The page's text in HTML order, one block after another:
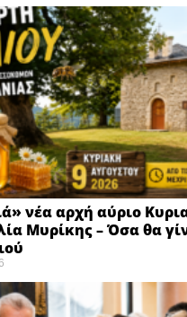
νέα αρχή αύριο
Μυρίκης – Όσα θα